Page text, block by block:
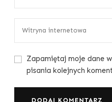
Zapamiętaj moje dane
pisania kolejnych